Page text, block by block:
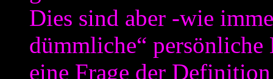
Dies sind aber -wie
dümmliche“
eine Frage der